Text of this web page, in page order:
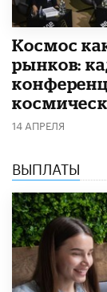
Космос
рынков:
14 АПРЕЛЯ
ВЫПЛАТЫ